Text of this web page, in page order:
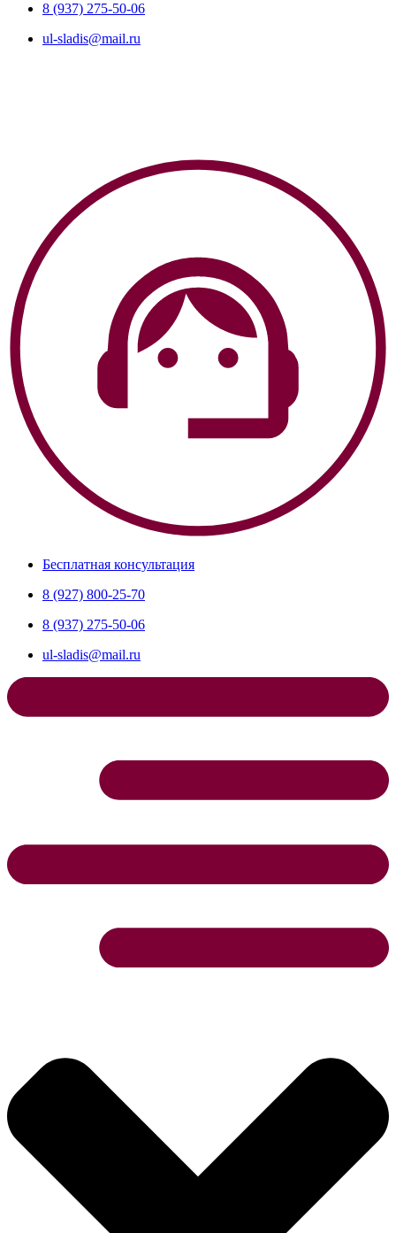
8 (937) 275-50-06
ul-sladis@mail.ru
Бесплатная консультация
8 (927) 800-25-70
8 (937) 275-50-06
ul-sladis@mail.ru